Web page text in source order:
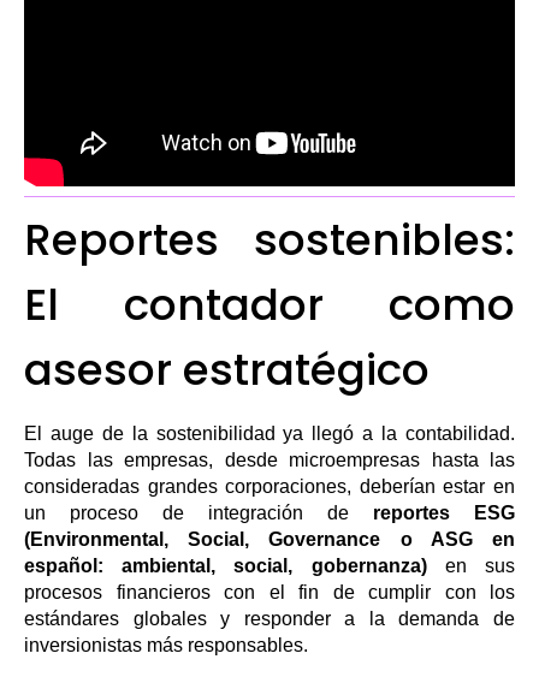
Reportes sostenibles:
El contador como
asesor estratégico
El auge de la sostenibilidad ya llegó a la contabilidad.
Todas las empresas, desde microempresas hasta las
consideradas grandes corporaciones, deberían estar en
un proceso de integración de reportes ESG
(Environmental, Social, Governance o ASG en
español: ambiental, social, gobernanza)en sus
procesos financieros con el fin de cumplir con los
estándares globales y responder a la demanda de
inversionistas más responsables.